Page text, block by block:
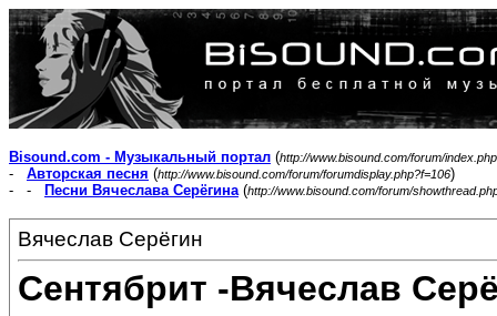
Bisound.com - Музыкальный портал (http://www.bisound.com/forum/index.php
- Авторская песня (http://www.bisound.com/forum/forumdisplay.php?f=106)
- -
Песни Вячеслава Серёгина(http://www.bisound.com/forum/
Вячеслав Серёгин
Сентябрит -Вячеслав